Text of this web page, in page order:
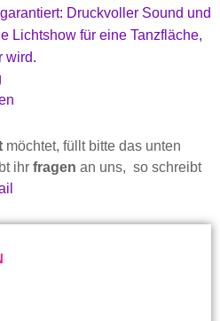
Druckvoller Sound und
Lichtshow für eine Tanzfläche,
wird.
möchtet, füllt bitte das unten
ihr fragen an uns, so schreibt